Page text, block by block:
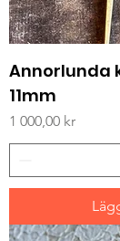
Annorlunda
11mm
Pris
1 000,00 kr